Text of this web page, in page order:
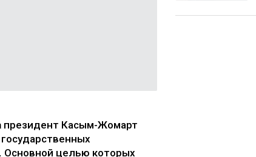
президент Касым-Жомарт
Основной целью которых